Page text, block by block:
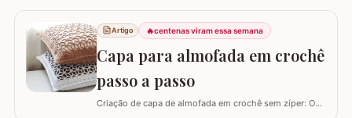
utilizar esta flor sem relevo para que não atrapalhe se
precisar colocar algo em cima. Para este trabalho
utilizei os fios Duna da Círculo S.A. Você pode utilizar os
fios Barroco maxcolor, Barroco…
Artigo 🔥centenas viram essa semana
Capa para almofada em crochê
passo a passo
Criação de capa de almofada em crochê sem zíper: O